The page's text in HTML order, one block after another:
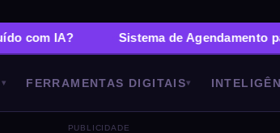
Sistema de Agendamento para
▾ FERRAMENTAS DIGITAIS▾
PUBLICIDADE